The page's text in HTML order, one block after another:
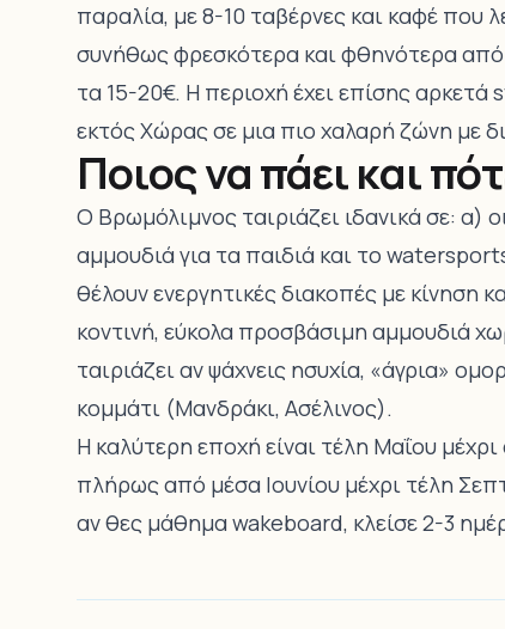
παραλία, με 8-10 ταβέρνες και καφέ που
συνήθως φρεσκότερα και φθηνότερα
τα 15-20€. Η περιοχή έχει επίσης αρκετά
εκτός Χώρας σε μια πιο χαλαρή ζώνη με
Ποιος να πάει και
Ο Βρωμόλιμνος ταιριάζει ιδανικά σε: α)
αμμουδιά για τα παιδιά και το
θέλουν ενεργητικές διακοπές με κίνηση
κοντινή, εύκολα προσβάσιμη αμμουδιά
ταιριάζει αν ψάχνεις ησυχία, «άγρια»
κομμάτι (Μανδράκι, Ασέλινος).
Η καλύτερη εποχή είναι τέλη Μαΐου
πλήρως από μέσα Ιουνίου μέχρι τέλη
αν θες μάθημα wakeboard, κλείσε 2-3